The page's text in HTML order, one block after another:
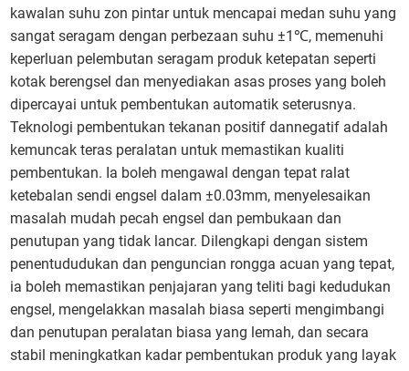
kawalan suhu zon pintar untuk mencapai medan suhu yang
sangat seragam dengan perbezaan suhu ±1℃, memenuhi
keperluan pelembutan seragam produk ketepatan seperti
kotak berengsel dan menyediakan asas proses yang boleh
dipercayai untuk pembentukan automatik seterusnya.
Teknologi pembentukan tekanan positif dannegatif adalah
kemuncak teras peralatan untuk memastikan kualiti
pembentukan. Ia boleh mengawal dengan tepat ralat
ketebalan sendi engsel dalam ±0.03mm, menyelesaikan
masalah mudah pecah engsel dan pembukaan dan
penutupan yang tidak lancar. Dilengkapi dengan sistem
penentududukan dan penguncian rongga acuan yang tepat,
ia boleh memastikan penjajaran yang teliti bagi kedudukan
engsel, mengelakkan masalah biasa seperti mengimbangi
dan penutupan peralatan biasa yang lemah, dan secara
stabil meningkatkan kadar pembentukan produk yang layak